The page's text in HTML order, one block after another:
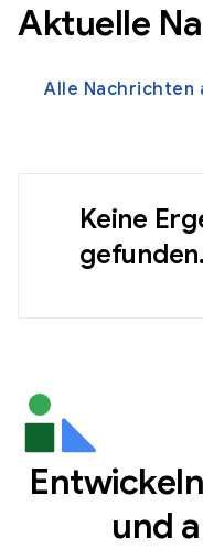
Aktuelle
Alle Nachrichten
Keine
gefunden.
und